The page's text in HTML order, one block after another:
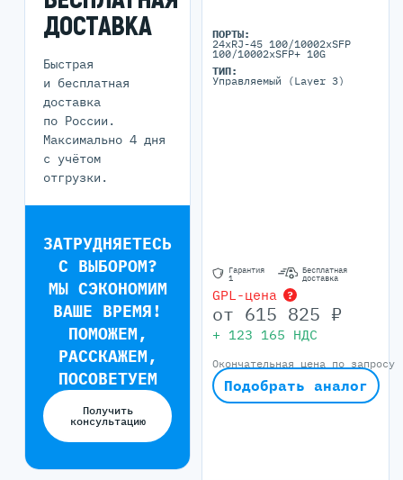
ДОСТАВКА
Быстрая
и бесплатная
доставка
по России.
Максимально 4 дня
с учётом
отгрузки.
ЗАТРУДНЯЕТЕСЬ
С ВЫБОРОМ?
МЫ СЭКОНОМИМ
ВАШЕ ВРЕМЯ!
ПОМОЖЕМ,
РАССКАЖЕМ,
ПОСОВЕТУЕМ
Получить
консультацию
ПОРТЫ:
24xRJ-45 100/10002xSFP
100/10002xSFP+ 10G
ТИП:
Управляемый (Layer 3)
Гарантия
1
Бесплатная
доставка
GPL-цена ?
от 615 825 ₽
+ 123 165 НДС
Окончательная цена по запросу
Подобрать аналог